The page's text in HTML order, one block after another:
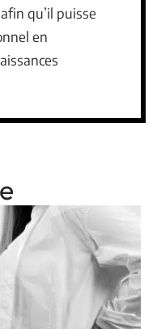
afin qu’il puisse
en